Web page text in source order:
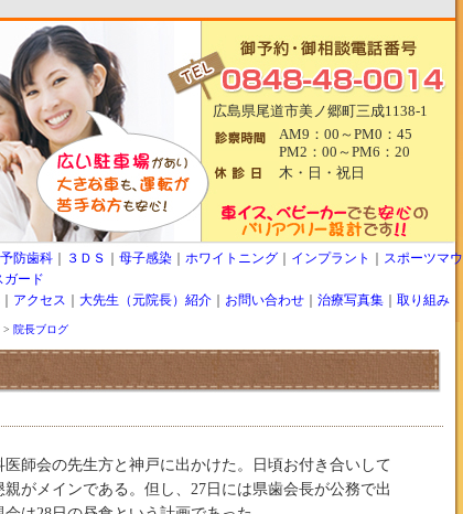
広島県尾道市美ノ郷町三成1138-1
AM9：00～PM0：45
PM2：00～PM6：20
木・日・祝日
予防歯科｜ ３ＤＳ 母子感染｜ ホワイトニング｜ インプラント
スポーツマウ
ガード
｜ アクセス 大先生（元院長）紹介｜ お問い合わせ｜ 治療写真集｜ 取り組み
> 院長ブログ
師会の先生方と神戸に出かけた。日頃お付き合いして
がメインである。但し、27日には県歯会長が公務で出